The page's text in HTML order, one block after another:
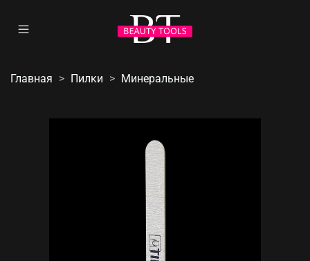
Главная Пилки Минеральные